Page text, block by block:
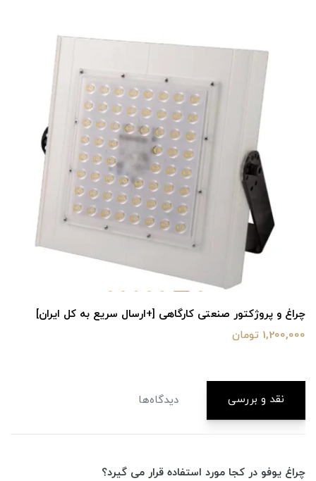
چراغ و پروژکتور صنعتی کارگاهی [+ارسال سریع به کل ایران]
1,200,000 تومان
نقد و بررسی دیدگاه‌ها
چراغ یوفو در کجا مورد استفاده قرار می گیرد؟